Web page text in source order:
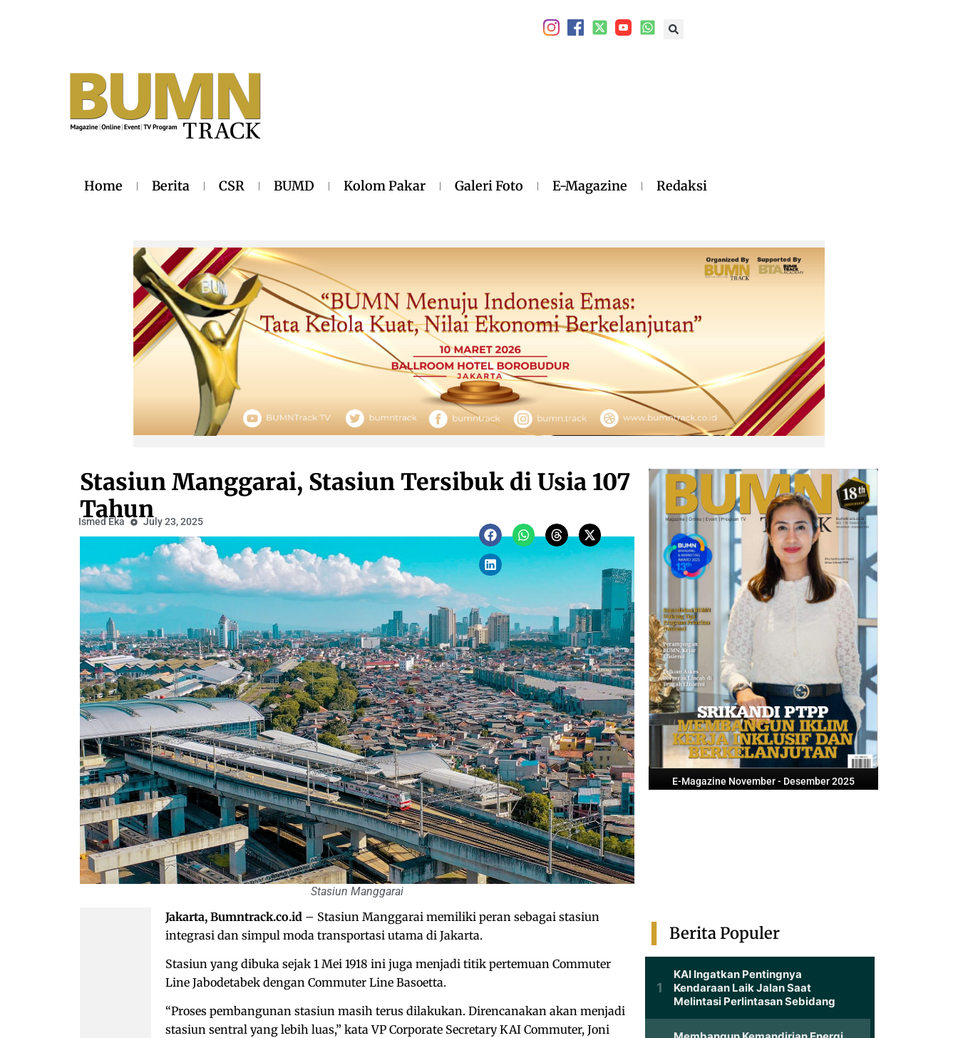
Home Berita CSR BUMD Kolom Pakar Galeri Foto E-Magazine Redaksi
Stasiun Manggarai, Stasiun Tersibuk di Usia 107
Tahun
Ismed Eka July 23, 2025
Stasiun Manggarai
E-Magazine November - Desember 2025
Jakarta, Bumntrack.co.id – Stasiun Manggarai memiliki peran sebagai stasiun
integrasi dan simpul moda transportasi utama di Jakarta.
Stasiun yang dibuka sejak 1 Mei 1918 ini juga menjadi titik pertemuan Commuter
Line Jabodetabek dengan Commuter Line Basoetta.
“Proses pembangunan stasiun masih terus dilakukan. Direncanakan akan menjadi
stasiun sentral yang lebih luas,” kata VP Corporate Secretary KAI Commuter, Joni
Berita Populer